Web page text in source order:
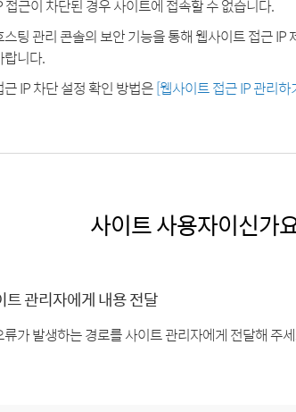
접근이 차단된 경우 사이트에 접속할 수 없습니다.
스팅 관리 콘솔의 보안 기능을 통해 웹사이트 접근 IP
랍니다.
근 IP 차단 설정 확인 방법은[웹사이트 접근 IP 관리
사이트 사용자이신가
트 관리자에게 내용 전달
류가 발생하는 경로를 사이트 관리자에게 전달해 주